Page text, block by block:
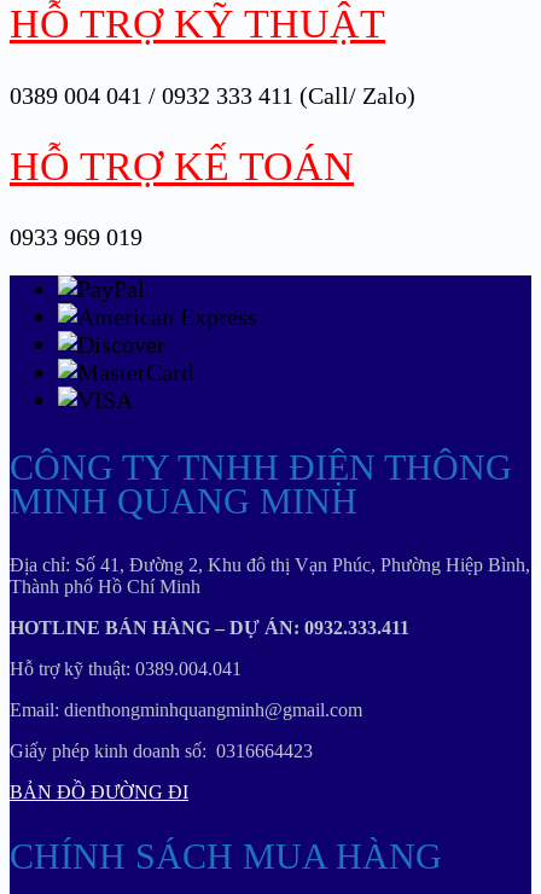
HỖ TRỢ KỸ THUẬT
0389 004 041 / 0932 333 411 (Call/ Zalo)
HỖ TRỢ KẾ TOÁN
0933 969 019
CÔNG TY TNHH ĐIỆN THÔNG
MINH QUANG MINH
Địa chỉ: Số 41, Đường 2, Khu đô thị Vạn Phúc, Phường Hiệp Bình,
Thành phố Hồ Chí Minh
HOTLINE BÁN HÀNG – DỰ ÁN: 0932.333.411
Hỗ trợ kỹ thuật: 0389.004.041
Email: dienthongminhquangminh@gmail.com
Giấy phép kinh doanh số: 0316664423
BẢN ĐỒ ĐƯỜNG ĐI
CHÍNH SÁCH MUA HÀNG